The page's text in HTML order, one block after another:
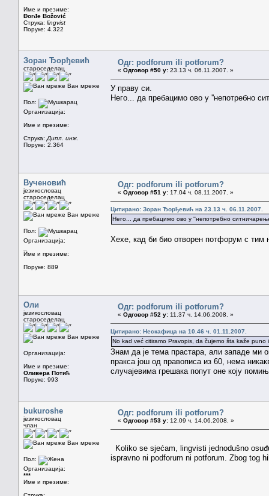
Име и презиме:
Đorđe Božović
Струка: lingvist
Поруке: 4.322
Зоран Ђорђевић
староседелац
Ван мреже
Пол:
Организација:
Име и презиме:
Струка: Дипл. инж.
Поруке: 2.364
Одг: podforum ili potforum?
« Одговор #50 у: 23.13 ч. 06.11.2007. »
У праву си.
Него... да пребацимо ово у ''непотребно
Вученовић
језикословац
староседелац
Ван мреже
Пол:
Организација:
Име и презиме:
Поруке: 889
Одг: podforum ili potforum?
« Одговор #51 у: 17.04 ч. 08.11.2007. »
Цитирано: Зоран Ђорђевић на 23.13 ч. 06.11.2007.
Него... да пребацимо ово у ''непотребно
Хехе, кад би био отворен потфорум с
Оли
језикословац
староседелац
Ван мреже
Организација:
Име и презиме:
Оливера Потић
Поруке: 993
Одг: podforum ili potforum?
« Одговор #52 у: 11.37 ч. 14.06.2008. »
Цитирано: Нескафица на 10.46 ч. 01.11.2007.
No kad već citiramo Pravopis, da čujemo šta kaže
Знам да је тема прастара, али западе ми
пракса још од правописа из 60, нема
случајевима грешака попут оне коју
bukuroshe
језикословац
члан
Ван мреже
Пол:
Организација:
***
Име и презиме:
Одг: podforum ili potforum?
« Одговор #53 у: 12.09 ч. 14.06.2008. »
Koliko se sjećam, lingvisti jednodušno
ispravno ni podforum ni potforum. Zbog tog